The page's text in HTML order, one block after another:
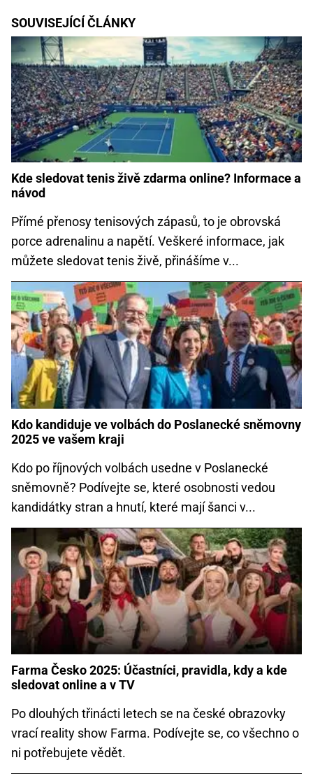
SOUVISEJÍCÍ ČLÁNKY
Kde sledovat tenis živě zdarma online? Informace a
návod
Přímé přenosy tenisových zápasů, to je obrovská
porce adrenalinu a napětí. Veškeré informace, jak
můžete sledovat tenis živě, přinášíme v...
Kdo kandiduje ve volbách do Poslanecké sněmovny
2025 ve vašem kraji
Kdo po říjnových volbách usedne v Poslanecké
sněmovně? Podívejte se, které osobnosti vedou
kandidátky stran a hnutí, které mají šanci v...
Farma Česko 2025: Účastníci, pravidla, kdy a kde
sledovat online a v TV
Po dlouhých třinácti letech se na české obrazovky
vrací reality show Farma. Podívejte se, co všechno o
ni potřebujete vědět.